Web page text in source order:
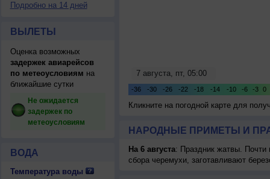
Подробно на 14 дней
ВЫЛЕТЫ
Оценка возможных
задержек авиарейсов
по метеоусловиям на
ближайшие сутки
Не ожидается
задержек по
метеоусловиям
ВОДА
Температура воды
Кликните на погодной карте для
НАРОДНЫЕ ПРИМЕТЫ И
На 6 августа: Праздник жатвы. Почти
сбора черемухи, заготавливают